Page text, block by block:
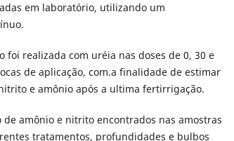
em laboratório, utilizando um
foi realizada com uréia nas doses de 0, 30 e
de aplicação, com.a finalidade de estimar
e amônio após a ultima fertirrigação.
de amônio e nitrito encontrados nas amostras
tratamentos, profundidades e bulbos